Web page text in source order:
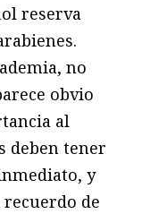
reserva
no
obvio
al
deben tener
y
de